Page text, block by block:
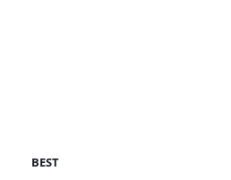
BEST